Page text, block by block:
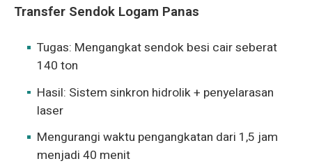
Transfer Sendok Logam Panas
Tugas: Mengangkat sendok besi cair seberat
140 ton
Hasil: Sistem sinkron hidrolik + penyelarasan
laser
Mengurangi waktu pengangkatan dari 1,5 jam
menjadi 40 menit